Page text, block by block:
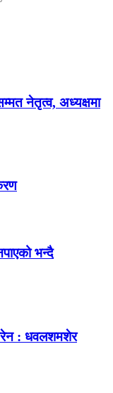
नेतृत्व, अध्यक्षमा
भन्दै
गरेन : धवलशमशेर